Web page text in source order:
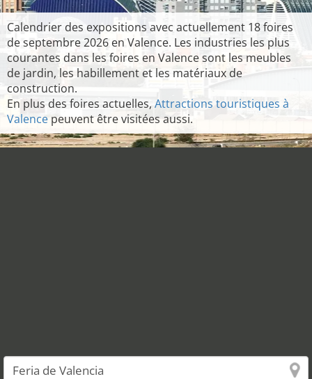
Calendrier des expositions avec actuellement 18 foires
de septembre 2026 en Valence. Les industries les plus
courantes dans les foires en Valence sont les meubles
de jardin, les habillement et les matériaux de
construction.
En plus des foires actuelles, Attractions touristiques à
Valence peuvent être visitées aussi.